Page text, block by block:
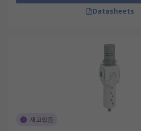
Datasheets
재고있음